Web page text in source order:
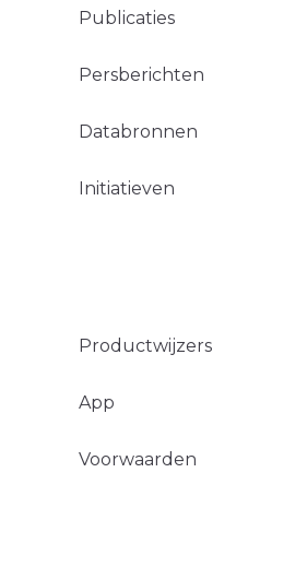
Publicaties
Persberichten
Databronnen
Initiatieven
Productwijzers
App
Voorwaarden